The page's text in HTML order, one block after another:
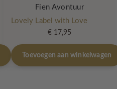
Fien Avontuur
Lovely Label with Love
€17,95
Toevoegen aan winkelwagen